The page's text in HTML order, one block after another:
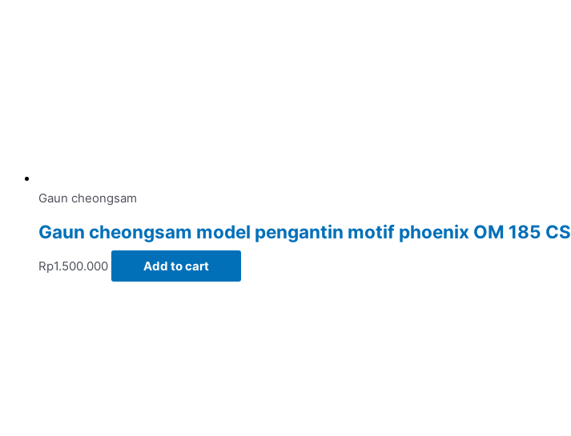
Gaun cheongsam
Gaun cheongsam model pengantin motif phoenix OM 185 CS
Rp1.500.000 Add to cart